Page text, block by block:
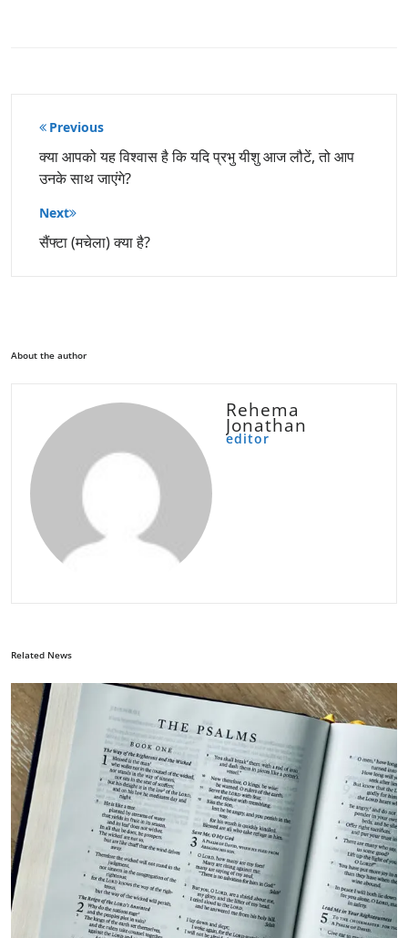
पोस्ट
नेविगेशन
Previous
क्या आपको यह विश्वास है कि यदि प्रभु यीशु आज लौटें, तो आप
उनके साथ जाएंगे?
Next
सैंफ्टा (मचेला) क्या है?
About the author
Rehema
Jonathan
editor
Related News